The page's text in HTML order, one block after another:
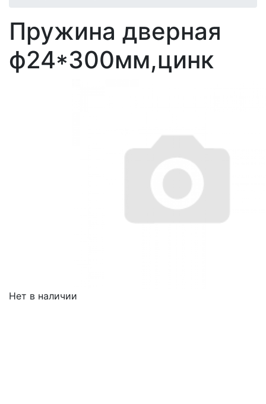
Пружина дверная
ф24*300мм,цинк
Нет в наличии